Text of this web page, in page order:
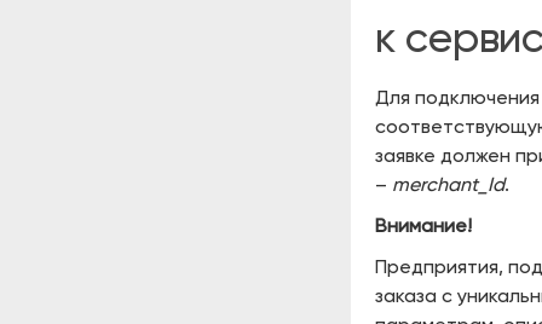
к
Для подключения
заявке должен
– merchant_Id.
Внимание!
Предприятия,
заказа с